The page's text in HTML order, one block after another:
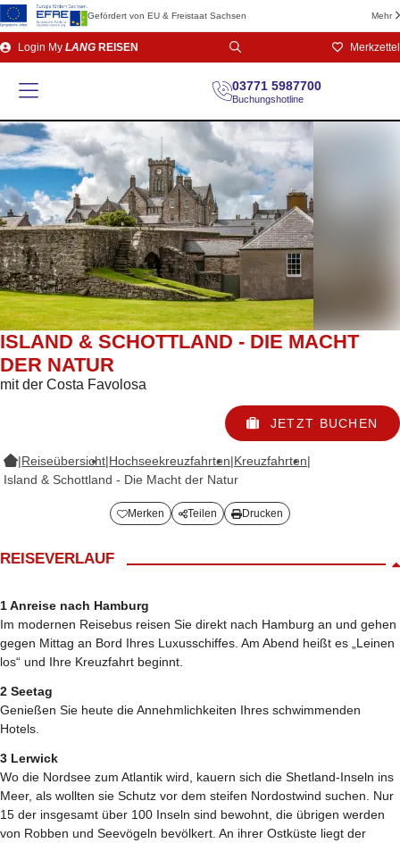
Gefördert von EU & Freistaat Sachsen Mehr
Direkt
zum
Login My LANG REISEN Merkzettel
03771 5987700
Buchungshotline
ISLAND & SCHOTTLAND - DIE MACHT
DER NATUR
mit der Costa Favolosa
JETZT BUCHEN
|Reiseübersicht|Hochseekreuzfahrten|Kreuzfahrten|
Island & Schottland - Die Macht der Natur
Merken Teilen Drucken
REISEVERLAUF
1 Anreise nach Hamburg
Im modernen Reisebus reisen Sie direkt nach Hamburg an und gehen
gegen Mittag an Bord Ihres Luxusschiffes. Am Abend heißt es „Leinen
los“ und Ihre Kreuzfahrt beginnt.
2 Seetag
Genießen Sie heute die Annehmlichkeiten Ihres schwimmenden
Hotels.
3 Lerwick
Wo die Nordsee zum Atlantik wird, kauern sich die Shetland-Inseln ins
Meer, als wollten sie Schutz vor dem steifen Nordostwind suchen. Nur
15 der insgesamt über 100 Inseln sind bewohnt, die übrigen werden
von Robben und Seevögeln bevölkert. An ihrer Ostküste liegt der